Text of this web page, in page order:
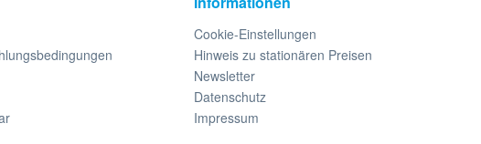
Cookie-Einstellungen
Hinweis zu stationären Preisen
Newsletter
Datenschutz
Impressum